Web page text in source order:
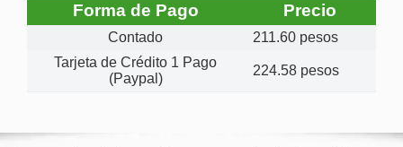
Forma de Pago Precio
Contado
211.60 pesos
Tarjeta de Crédito 1 Pago
(Paypal)
224.58 pesos